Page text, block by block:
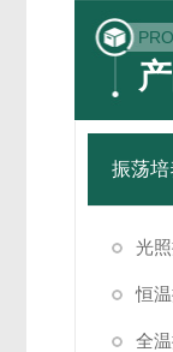
振荡培
光
恒
全